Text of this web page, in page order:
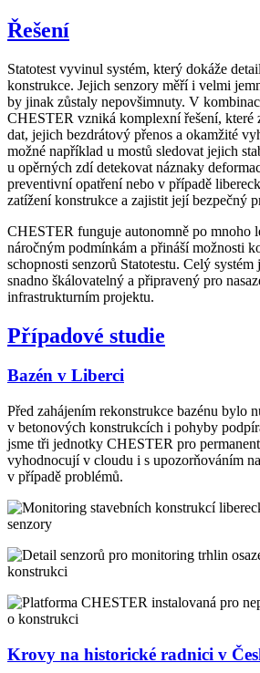
Řešení
Statotest vyvinul systém, který dokáže
konstrukce. Jejich senzory měří i velmi
by jinak zůstaly nepovšimnuty. V
CHESTER vzniká komplexní řešení, které
dat, jejich bezdrátový přenos a okamžité
možné například u mostů sledovat jejich
u opěrných zdí detekovat náznaky
preventivní opatření nebo v případě
zatížení konstrukce a zajistit její bezpečný
CHESTER funguje autonomně po mnoho
náročným podmínkám a přináší možnosti
schopnosti senzorů Statotestu. Celý
snadno škálovatelný a připravený pro
infrastrukturním projektu.
Případové studie
Bazén v Liberci
Před zahájením rekonstrukce bazénu bylo
v betonových konstrukcích i pohyby
jsme tři jednotky CHESTER pro
vyhodnocují v cloudu i s upozorňováním
v případě problémů.
Krovy na historické radnici v